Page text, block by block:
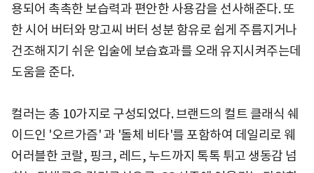
용되어 촉촉한 보습력과 편안한 사용감을 선사해준다. 또
한 시어 버터와 망고씨 버터 성분 함유로 쉽게 주름지거나
건조해지기 쉬운 입술에 보습효과를 오래 유지시켜주는데
도움을 준다.
컬러는 총 10가지로 구성되었다. 브랜드의 컬트 클래식 쉐
이드인 '오르가즘' 과 '돌체 비타'를 포함하여 데일리로 웨
어러블한 코랄, 핑크, 레드, 누드까지 톡톡 튀고 생동감 넘